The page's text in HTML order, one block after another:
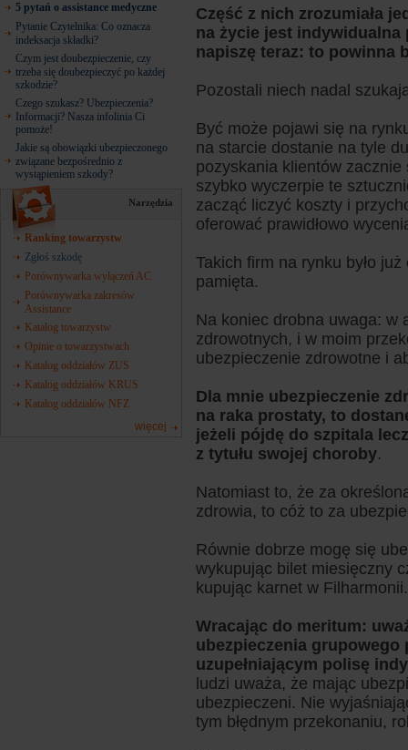
5 pytań o assistance medyczne
Pytanie Czytelnika: Co oznacza
indeksacja składki?
Czym jest doubezpieczenie, czy
trzeba się doubezpieczyć po każdej
szkodzie?
Czego szukasz? Ubezpieczenia?
Informacji? Nasza infolinia Ci
pomoże!
Jakie są obowiązki ubezpieczonego
związane bezpośrednio z
wystąpieniem szkody?
Narzędzia
Ranking towarzystw
Zgłoś szkodę
Porównywarka wyłączeń AC
Porównywarka zakresów
Assistance
Katalog towarzystw
Opinie o towarzystwach
Katalog oddziałów ZUS
Katalog oddziałów KRUS
Katalog oddziałów NFZ
więcej
Część z nich zrozumiała
na życie jest
napiszę teraz: to powinna
Pozostali niech nadal
Być może pojawi się na
na starcie dostanie na tyle
pozyskania klientów
szybko wyczerpie te
zacząć liczyć koszty i
oferować prawidłowo
Takich firm na rynku było
pamięta.
Na koniec drobna uwaga: w
zdrowotnych, i w moim
ubezpieczenie zdrowotne i
Dla mnie ubezpieczenie
na raka prostaty, to
jeżeli pójdę do szpitala
z tytułu swojej choroby.
Natomiast to, że za
zdrowia, to cóż to za
Równie dobrze mogę się
wykupując bilet miesięczny
kupując karnet w Filharmonii.
Wracając do meritum:
ubezpieczenia
uzupełniającym polisę
ludzi uważa, że mając
ubezpieczeni. Nie
tym błędnym przekonaniu,